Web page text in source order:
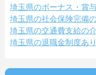
埼玉県のボーナス・賞
埼玉県の社会保険完備
埼玉県の交通費支給の
埼玉県の退職金制度あ